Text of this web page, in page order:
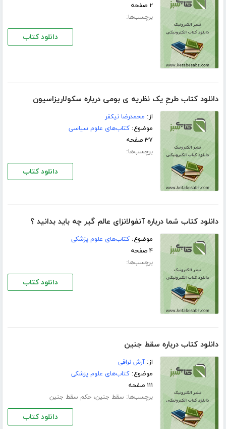
۲ صفحه
برچسب‌ها:
دانلود کتاب
دانلود کتاب طرحِ یک نظریه ی بومی درباره سکولاریزاسیون
از: محمدرضا نیکفر
موضوع:کتاب‌های علوم سیاسی
۳۷ صفحه
برچسب‌ها:
دانلود کتاب
دانلود کتاب شما درباره آنفولانزای عالم گیر چه باید بدانید ؟
موضوع:کتاب‌های علوم پزشکی
۴ صفحه
برچسب‌ها:
دانلود کتاب
دانلود کتاب درباره سقط جنین
از:آرش نراقی
موضوع:کتاب‌های علوم پزشکی
۱۱۱ صفحه
برچسب‌ها: سقط جنین،حکم سقط جنین
دانلود کتاب